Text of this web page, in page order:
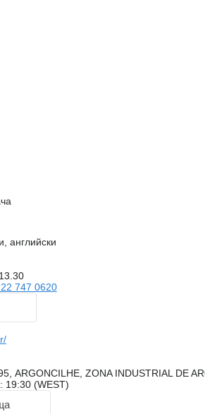
английски
747 0620
ARGONCILHE, ZONA INDUSTRIAL DE
19:30 (WEST)